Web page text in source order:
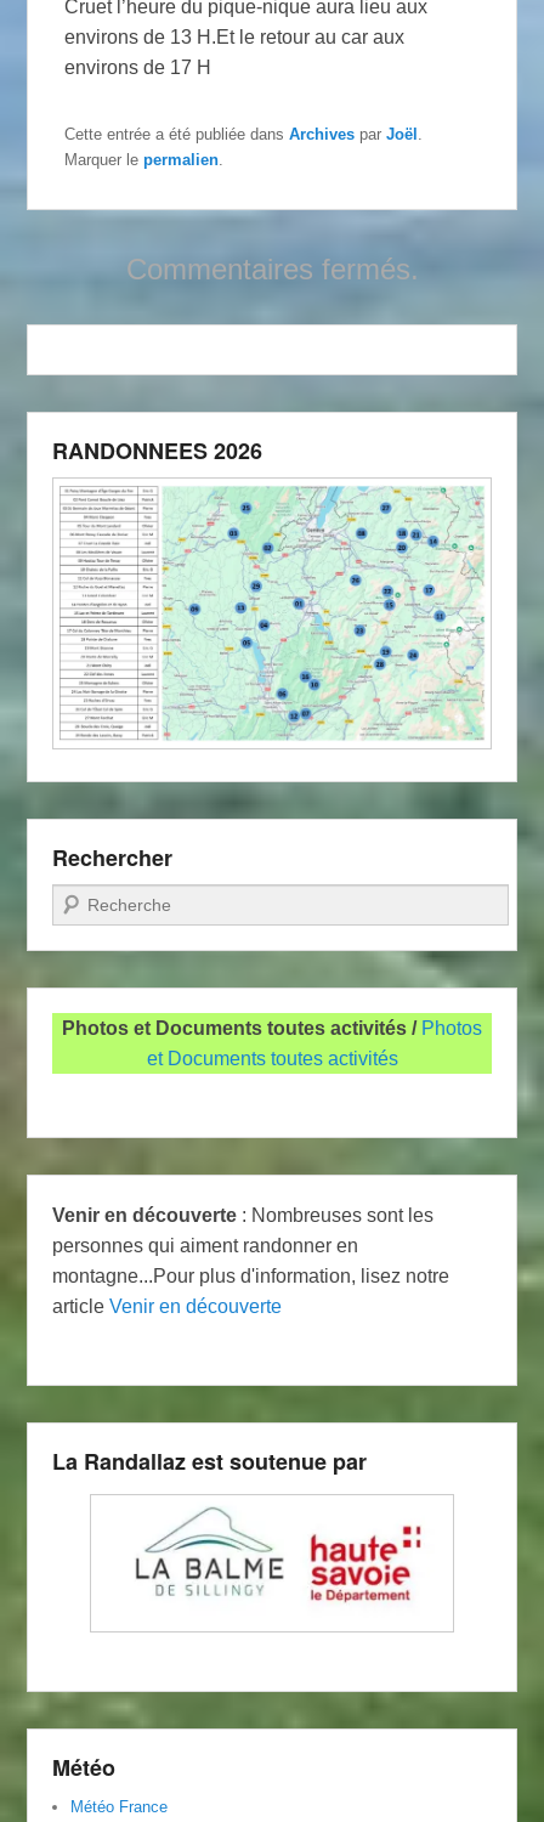
Cruet l’heure du pique-nique aura lieu aux
environs de 13 H.Et le retour au car aux
environs de 17 H
Cette entrée a été publiée dansArchives parJoël
Marquer lepermalien
Commentaires fermés.
RANDONNEES 2026
Rechercher
Recherche
Photos et Documents toutes activités / Photos
et Documents toutes activités
Venir en découverte : Nombreuses sont les
personnes qui aiment randonner en
montagne...Pour plus d'information, lisez notre
articleVenir en découverte
La Randallaz est soutenue par
Météo
Météo France